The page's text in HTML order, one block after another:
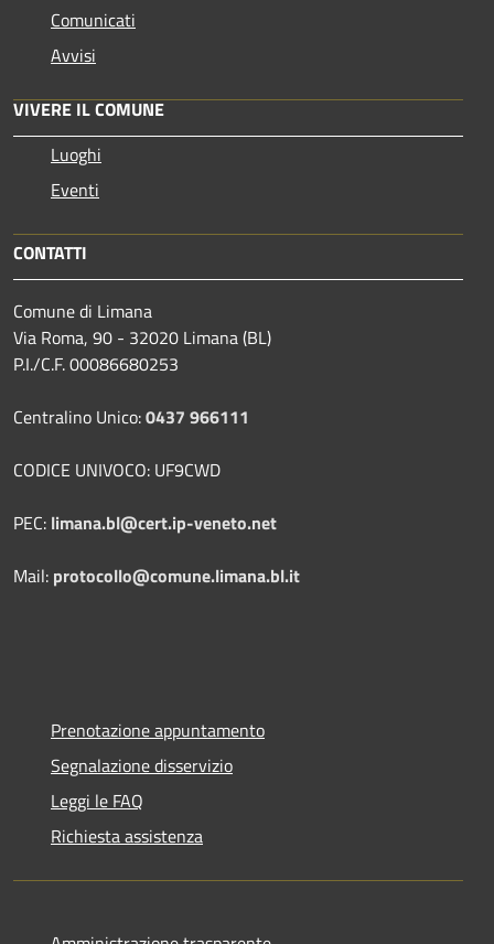
Comunicati
Avvisi
VIVERE IL COMUNE
Luoghi
Eventi
CONTATTI
Comune di Limana
Via Roma, 90 - 32020 Limana (BL)
P.I./C.F. 00086680253
Centralino Unico:0437 966111
CODICE UNIVOCO: UF9CWD
PEC: limana.bl@cert.ip-veneto.net
Mail: protocollo@comune.limana.bl.it
Prenotazione appuntamento
Segnalazione disservizio
Leggi le FAQ
Richiesta assistenza